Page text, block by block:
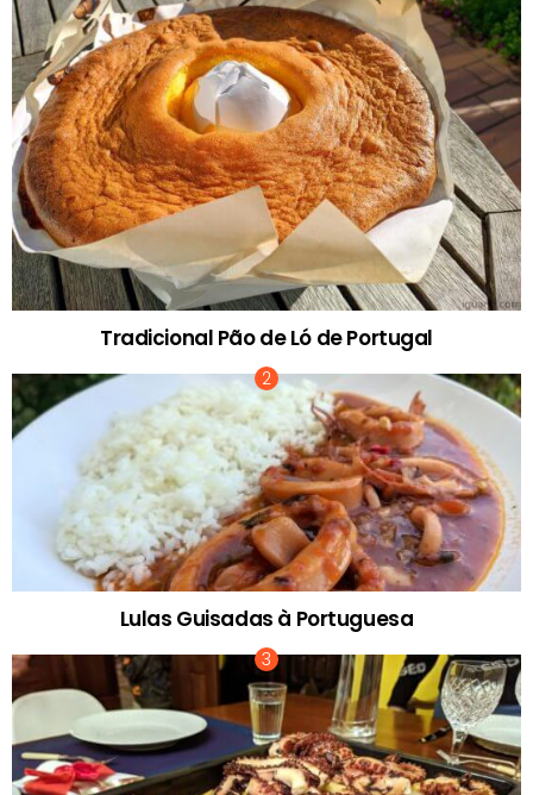
Tradicional Pão de Ló de Portugal
Lulas Guisadas à Portuguesa